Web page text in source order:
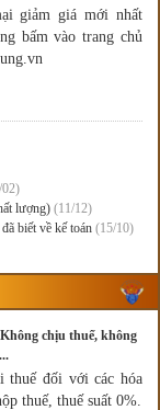
giảm giá mới nhất
bấm vào trang chủ
lượng) (11/12)
biết về kế toán (15/10)
chịu thuế, không
thuế đối với các hóa
thuế, thuế suất 0%.